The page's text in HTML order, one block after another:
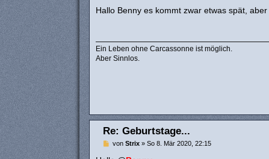
i
Hallo Benny es kommt zwar etwas spät,
Ein Leben ohne Carcassonne ist möglich.
Aber Sinnlos.
Re: Geburtstage...
Bvon Strix» So 8. Mär 2020, 22:15